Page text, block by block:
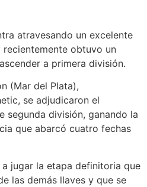
atravesando un excelente
obtuvo un
a primera división.
(Mar del Plata),
se adjudicaron el
segunda división, ganando la
que abarcó cuatro fechas
jugar la etapa definitoria que
las demás llaves y que se